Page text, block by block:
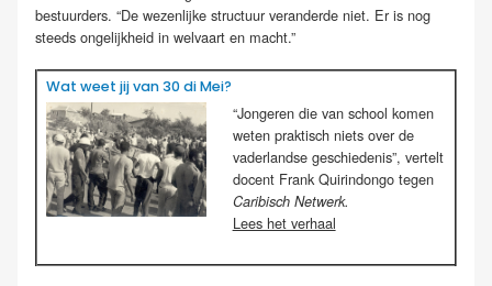
bestuurders. “De wezenlijke structuur veranderde niet. Er is nog
steeds ongelijkheid in welvaart en macht.”
Wat weet jij van 30 di Mei?
“Jongeren die van school komen
weten praktisch niets over de
vaderlandse geschiedenis”, vertelt
docent Frank Quirindongotegen
Caribisch Netwerk.
Lees het verhaal